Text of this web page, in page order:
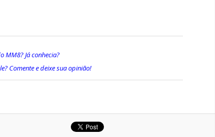
MM8? Já conhecia?
Comente e deixe sua opinião!